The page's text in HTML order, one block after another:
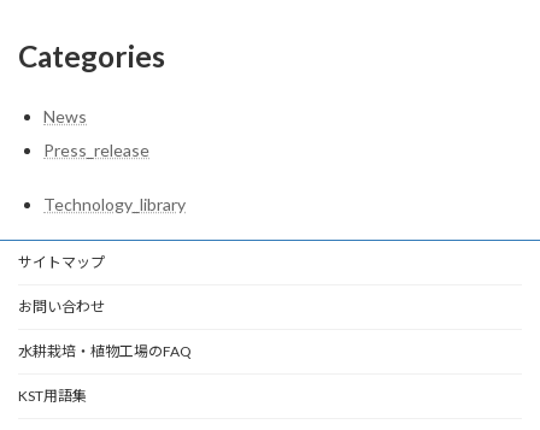
Categories
News
Press_release
Technology_library
サイトマップ
お問い合わせ
水耕栽培・植物工場のFAQ
KST用語集